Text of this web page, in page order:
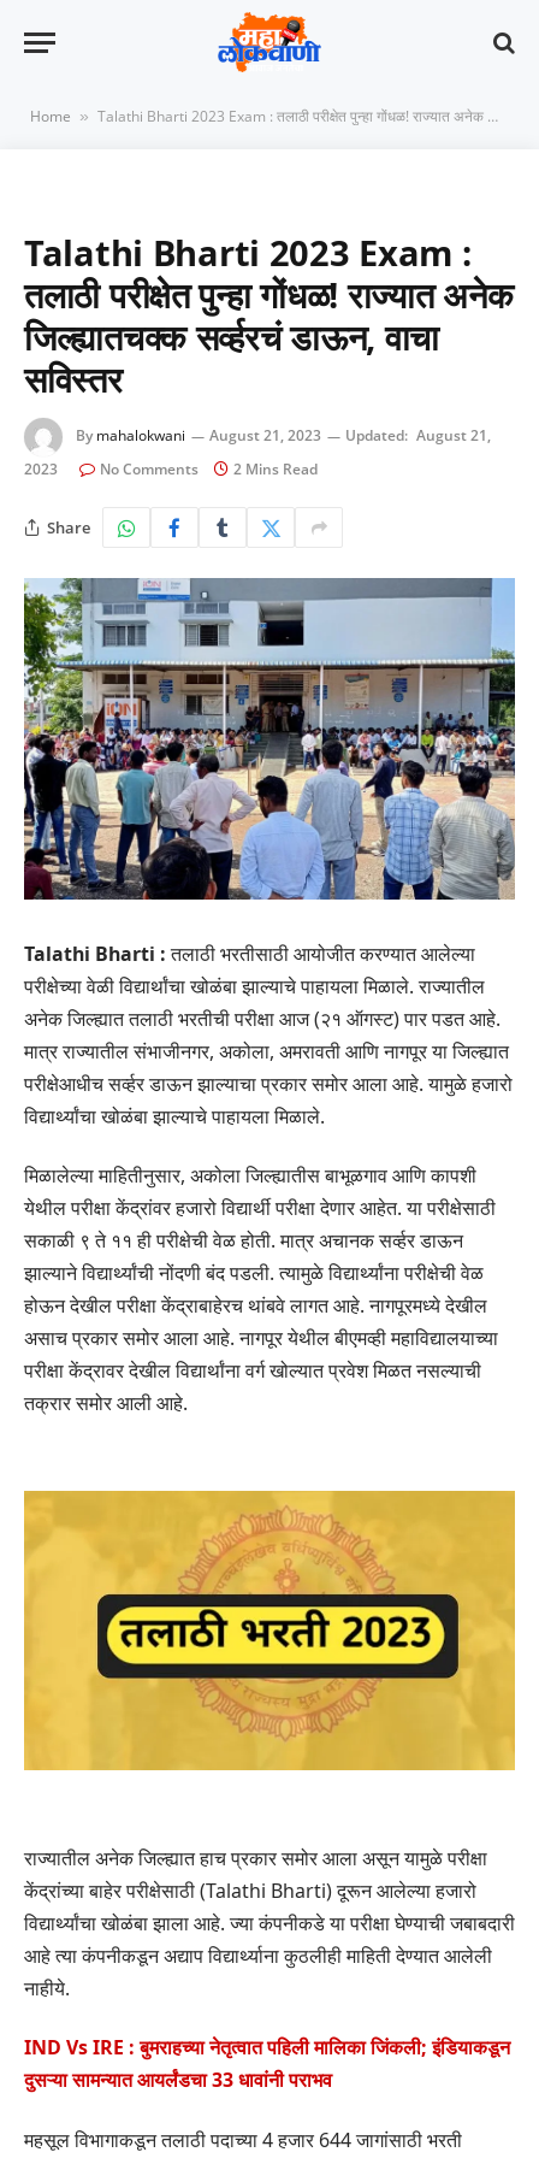
Home » Talathi Bharti 2023 Exam : तलाठी परीक्षेत पुन्हा गोंधळ! राज्यात अनेक जिल्ह्यातचक्क सर्व्हरचं डाऊन, वाचा सविस्तर
Talathi Bharti 2023 Exam :
तलाठी परीक्षेत पुन्हा गोंधळ! राज्यात अनेक
जिल्ह्यातचक्क सर्व्हरचं डाऊन, वाचा
सविस्तर
By mahalokwani August 21, 2023 Updated: August 21,
2023
No Comments 2 Mins Read
Share
Talathi Bharti :तलाठी भरतीसाठी आयोजीत करण्यात आलेल्या
परीक्षेच्या वेळी विद्यार्थांचा खोळंबा झाल्याचे पाहायला मिळाले. राज्यातील
अनेक जिल्ह्यात तलाठी भरतीची परीक्षा आज (२१ ऑगस्ट) पार पडत आहे.
मात्र राज्यातील संभाजीनगर, अकोला, अमरावती आणि नागपूर या जिल्ह्यात
परीक्षेआधीच सर्व्हर डाऊन झाल्याचा प्रकार समोर आला आहे. यामुळे हजारो
विद्यार्थ्यांचा खोळंबा झाल्याचे पाहायला मिळाले.
मिळालेल्या माहितीनुसार, अकोला जिल्ह्यातीस बाभूळगाव आणि कापशी
येथील परीक्षा केंद्रांवर हजारो विद्यार्थी परीक्षा देणार आहेत. या परीक्षेसाठी
सकाळी ९ ते ११ ही परीक्षेची वेळ होती. मात्र अचानक सर्व्हर डाऊन
झाल्याने विद्यार्थ्यांची नोंदणी बंद पडली. त्यामुळे विद्यार्थ्यांना परीक्षेची वेळ
होऊन देखील परीक्षा केंद्राबाहेरच थांबवे लागत आहे. नागपूरमध्ये देखील
असाच प्रकार समोर आला आहे. नागपूर येथील बीएमव्ही महाविद्यालयाच्या
परीक्षा केंद्रावर देखील विद्यार्थांना वर्ग खोल्यात प्रवेश मिळत नसल्याची
तक्रार समोर आली आहे.
राज्यातील अनेक जिल्ह्यात हाच प्रकार समोर आला असून यामुळे परीक्षा
केंद्रांच्या बाहेर परीक्षेसाठी (Talathi Bharti) दूरून आलेल्या हजारो
विद्यार्थ्यांचा खोळंबा झाला आहे. ज्या कंपनीकडे या परीक्षा घेण्याची जबाबदारी
आहे त्या कंपनीकडून अद्याप विद्यार्थ्याना कुठलीही माहिती देण्यात आलेली
नाहीये.
IND Vs IRE : बुमराहच्या नेतृत्वात पहिली मालिका जिंकली; इंडियाकडून
दुसऱ्या सामन्यात आयर्लंडचा 33 धावांनी पराभव
महसूल विभागाकडून तलाठी पदाच्या 4 हजार 644 जागांसाठी भरती